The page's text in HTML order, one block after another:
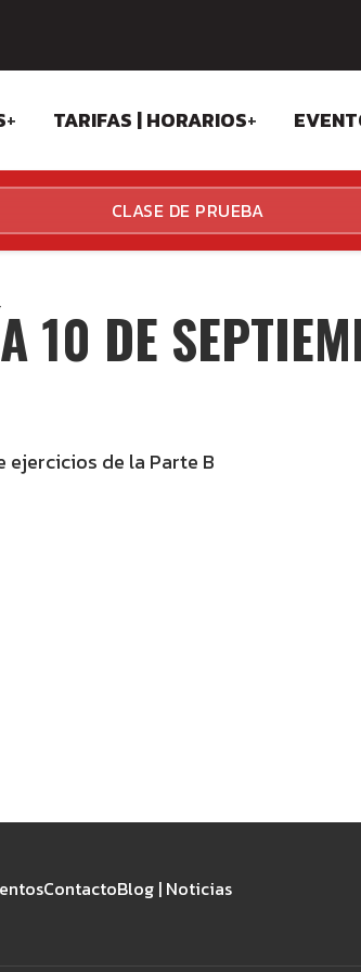
Skip
to
+
TARIFAS | HORARIOS+
TARIFAS ESTADIO
TARIFAS ALGABA
HORARIOS ALGABA
CLASE DE PRUEBA
10 DE
de la Parte B
ContactoBlog | Noticias